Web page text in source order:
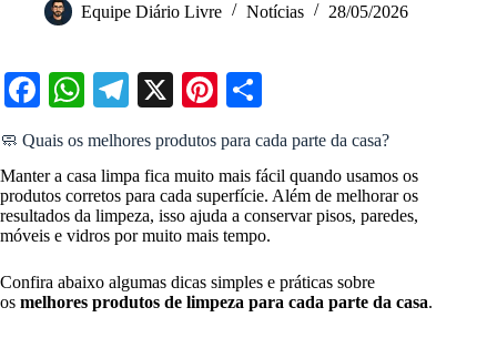
Equipe Diário Livre Notícias 28/05/2026
Fa
ce
ok
W
ha
ts
A
pp
Te
gr
a
m
X
Pi
er
es
t
ha
re
🧼 Quais os melhores produtos para cada parte da casa?
Manter a casa limpa fica muito mais fácil quando usamos os
produtos corretos para cada superfície. Além de melhorar os
resultados da limpeza, isso ajuda a conservar pisos, paredes,
móveis e vidros por muito mais tempo.
Confira abaixo algumas dicas simples e práticas sobre
os melhores produtos de limpeza para cada parte da casa.